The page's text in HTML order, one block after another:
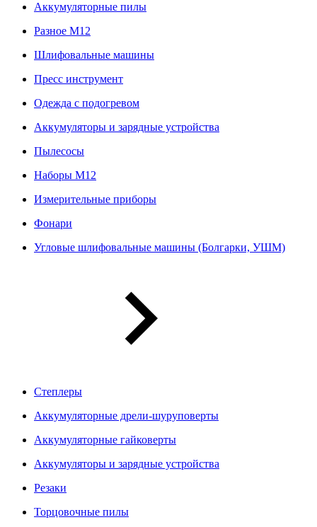
Аккумуляторные пилы
Разное M12
Шлифовальные машины
Пресс инструмент
Одежда с подогревом
Аккумуляторы и зарядные устройства
Пылесосы
Наборы М12
Измерительные приборы
Фонари
Угловые шлифовальные машины (Болгарки, УШМ)
Степлеры
Аккумуляторные дрели-шуруповерты
Аккумуляторные гайковерты
Аккумуляторы и зарядные устройства
Резаки
Торцовочные пилы